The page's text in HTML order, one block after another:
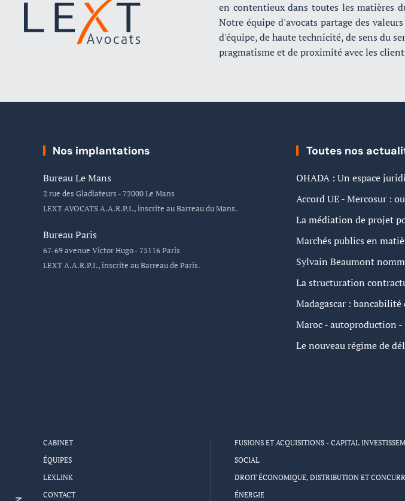
en contentieux dans toutes les matières
Notre équipe d'avocats partage des
d'équipe, de haute technicité, de sens du
pragmatisme et de proximité avec les
Nos implantations
Bureau Le Mans
2 rue des Gladiateurs - 72000 Le Mans
LEXT AVOCATS A.A.R.P.I., inscrite au Barreau du Mans.
Bureau Paris
67-69 avenue Victor Hugo - 75116 Paris
LEXT A.A.R.P.I., inscrite au Barreau de Paris.
Toutes nos
OHADA : Un espace
Accord UE - Mercosur :
La médiation de projet
Marchés publics en
Sylvain Beaumont
La structuration
Madagascar :
Maroc - autoproduction
Le nouveau régime de
CABINET
ÉQUIPES
LEXLINK
CONTACT
FUSIONS ET ACQUISITIONS - CAPITAL
SOCIAL
DROIT ÉCONOMIQUE, DISTRIBUTION ET
ÉNERGIE